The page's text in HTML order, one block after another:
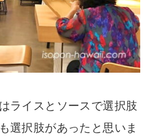
ライスとソースで選択肢
選択肢があったと思いま